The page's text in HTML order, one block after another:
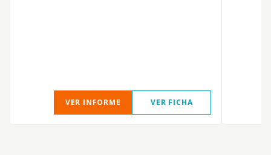
VER INFORME VER FICHA